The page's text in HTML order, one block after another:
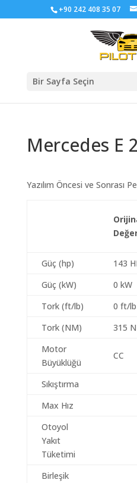
+90 242 408 35 07
Bir Sayfa Seçin
Mercedes E
Yazılım Öncesi ve Sonrası
Güç (hp) 143
Güç (kW)
0 kW
Tork (ft/lb)
0 ft/lb
Tork (NM)
315
Motor
Büyüklüğü
CC
Sıkıştırma
Max Hız
Otoyol
Yakıt
Tüketimi
Birleşik